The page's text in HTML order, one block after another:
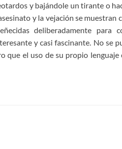
y bajándole un tirante o
y la vejación se muestran
deliberadamente para
y casi fascinante. No se
que el uso de su propio lenguaje